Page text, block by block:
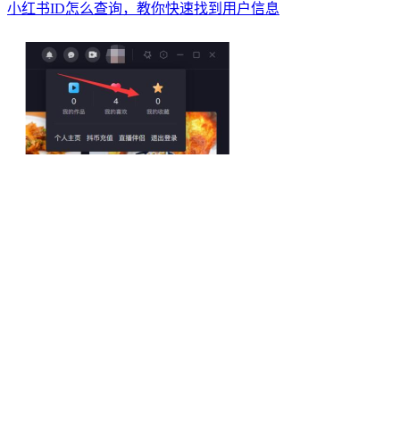
小红书ID怎么查询，教你快速找到用户信息